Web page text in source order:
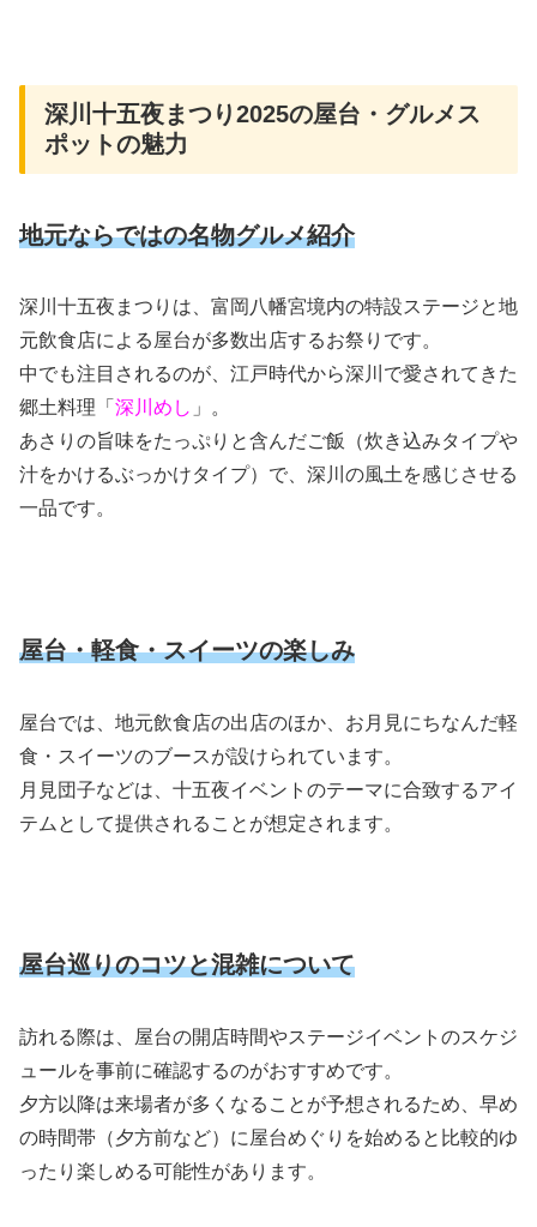
深川十五夜まつり2025の屋台・グルメス
ポットの魅力
地元ならではの名物グルメ紹介
深川十五夜まつりは、富岡八幡宮境内の特設ステージと地
元飲食店による屋台が多数出店するお祭りです。
中でも注目されるのが、江戸時代から深川で愛されてきた
郷土料理「 深川めし 」。
あさりの旨味をたっぷりと含んだご飯（炊き込みタイプや
汁をかけるぶっかけタイプ）で、深川の風土を感じさせる
一品です。
屋台・軽食・スイーツの楽しみ
屋台では、地元飲食店の出店のほか、お月見にちなんだ軽
食・スイーツのブースが設けられています。
月見団子などは、十五夜イベントのテーマに合致するアイ
テムとして提供されることが想定されます。
屋台巡りのコツと混雑について
訪れる際は、屋台の開店時間やステージイベントのスケジ
ュールを事前に確認するのがおすすめです。
夕方以降は来場者が多くなることが予想されるため、早め
の時間帯（夕方前など）に屋台めぐりを始めると比較的ゆ
ったり楽しめる可能性があります。